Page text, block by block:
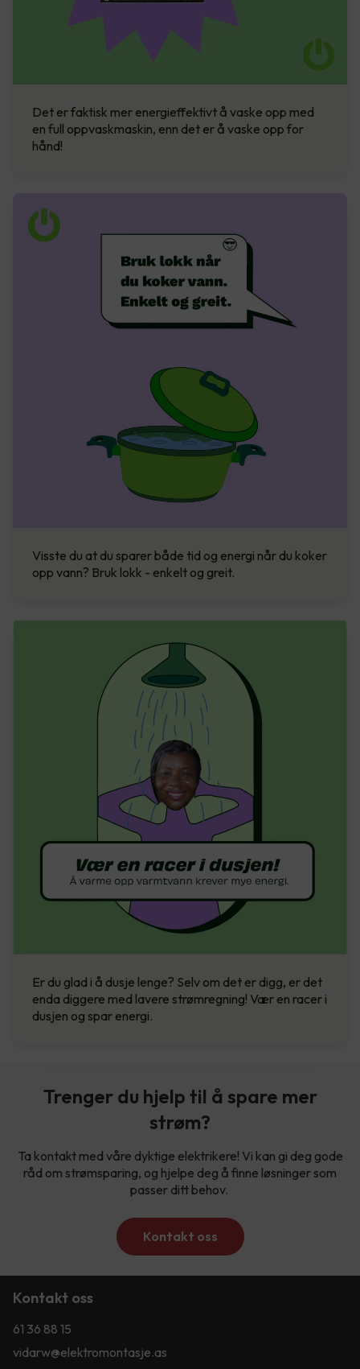
Det er faktisk mer energieffektivt å vaske opp med
en full oppvaskmaskin, enn det er å vaske opp for
hånd!
Visste du at du sparer både tid og energi når du koker
opp vann? Bruk lokk - enkelt og greit.
Er du glad i å dusje lenge? Selv om det er digg, er det
enda diggere med lavere strømregning! Vær en racer i
dusjen og spar energi.
Trenger du hjelp til å spare mer
strøm?
Ta kontakt med våre dyktige elektrikere! Vi kan gi deg gode
råd om strømsparing, og hjelpe deg å finne løsninger som
passer ditt behov.
Kontakt oss
Kontakt oss
61 36 88 15
vidarw@elektromontasje.as